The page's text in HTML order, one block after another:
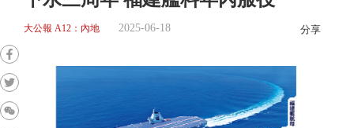
大公報 A12：內地 2025-06-18 分享